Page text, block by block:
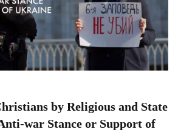
by Religious and State
war Stance or Support of